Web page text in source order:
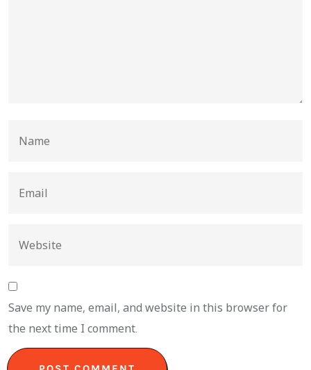
Save my name, email, and website in this browser for
the next time I comment.